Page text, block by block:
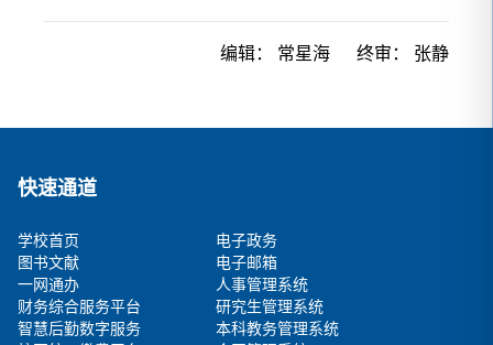
编辑： 常星海 终审： 张静
快速通道
学校首页
电子政务
图书文献
电子邮箱
一网通办
人事管理系统
财务综合服务平台
研究生管理系统
智慧后勤数字服务
本科教务管理系统